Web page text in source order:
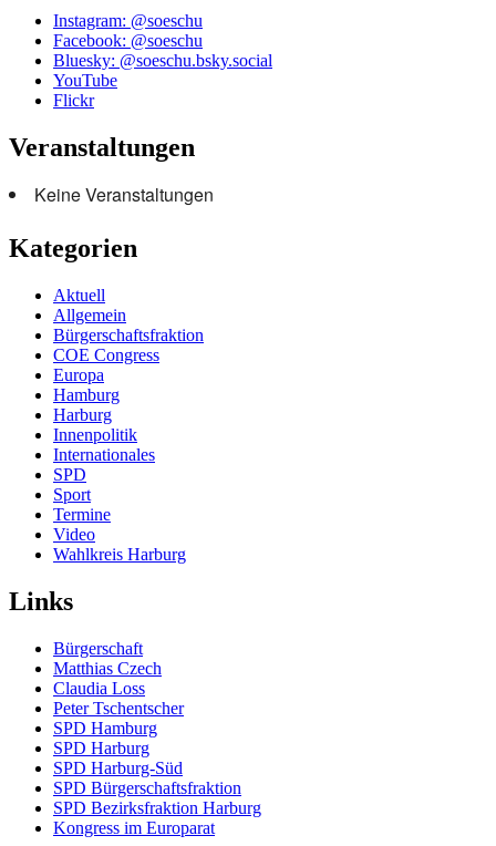
Instagram: @soeschu
Facebook: @soeschu
Bluesky: @soeschu.bsky.social
YouTube
Flickr
Veranstaltungen
Keine Veranstaltungen
Kategorien
Aktuell
Allgemein
Bürgerschaftsfraktion
COE Congress
Europa
Hamburg
Harburg
Innenpolitik
Internationales
SPD
Sport
Termine
Video
Wahlkreis Harburg
Links
Bürgerschaft
Matthias Czech
Claudia Loss
Peter Tschentscher
SPD Hamburg
SPD Harburg
SPD Harburg-Süd
SPD Bürgerschaftsfraktion
SPD Bezirksfraktion Harburg
Kongress im Europarat